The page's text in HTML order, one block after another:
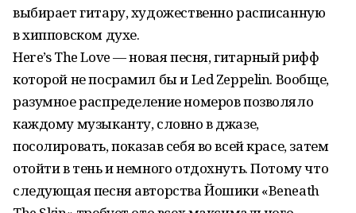
выбирает гитару, художественно расписанную
в хипповском духе.
Here’s The Love — новая песня, гитарный рифф
которой не посрамил бы и Led Zeppelin. Вообще,
разумное распределение номеров позволяло
каждому музыканту, словно в джазе,
посолировать, показав себя во всей красе, затем
отойти в тень и немного отдохнуть. Потому что
следующая песня авторства Йошики «Beneath